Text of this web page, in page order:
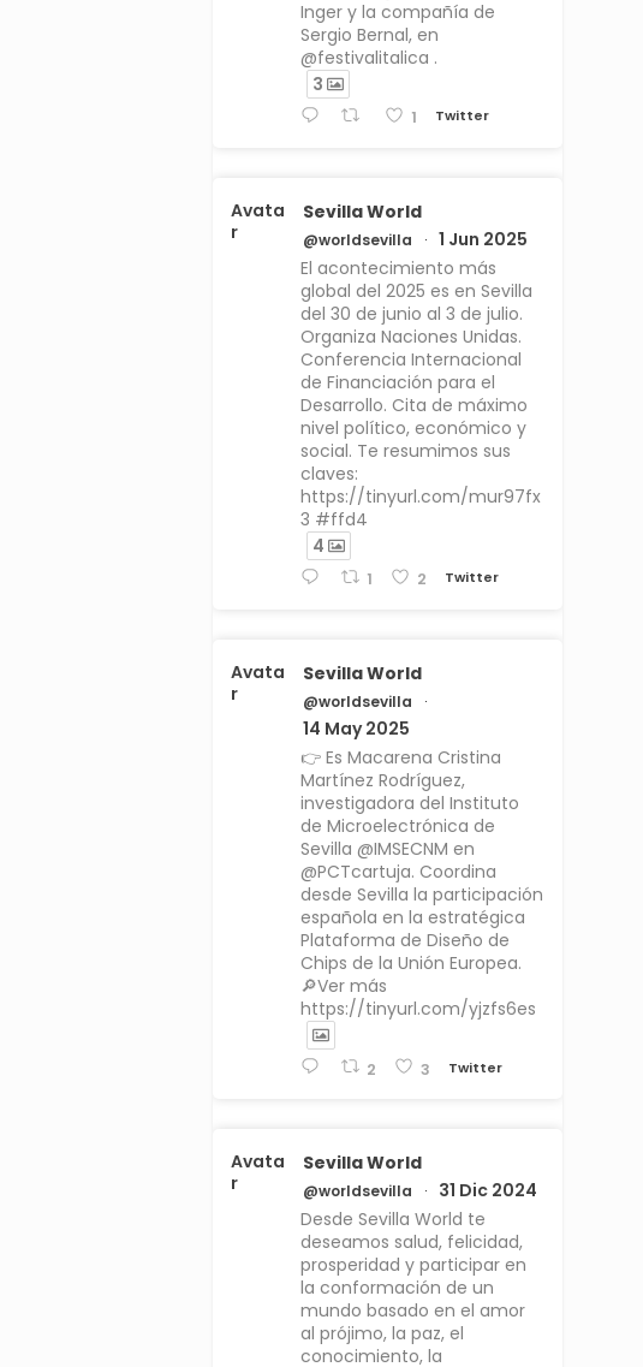
Inger y la compañía de
Sergio Bernal, en
@festivalitalica .
3
1 Twitter
Avata
r
Sevilla World
@worldsevilla ·
1 Jun 2025
El acontecimiento más
global del 2025 es en Sevilla
del 30 de junio al 3 de julio.
Organiza Naciones Unidas.
Conferencia Internacional
de Financiación para el
Desarrollo. Cita de máximo
nivel político, económico y
social. Te resumimos sus
claves:
https://tinyurl.com/mur97fx
3 #ffd4
4
1 2 Twitter
Avata
r
Sevilla World
@worldsevilla ·
14 May 2025
👉 Es Macarena Cristina
Martínez Rodríguez,
investigadora del Instituto
de Microelectrónica de
Sevilla @IMSECNM en
@PCTcartuja. Coordina
desde Sevilla la participación
española en la estratégica
Plataforma de Diseño de
Chips de la Unión Europea.
🔎Ver más
https://tinyurl.com/yjzfs6es
2 3 Twitter
Avata
r
Sevilla World
@worldsevilla ·
31 Dic 2024
Desde Sevilla World te
deseamos salud, felicidad,
prosperidad y participar en
la conformación de un
mundo basado en el amor
al prójimo, la paz, el
conocimiento, la